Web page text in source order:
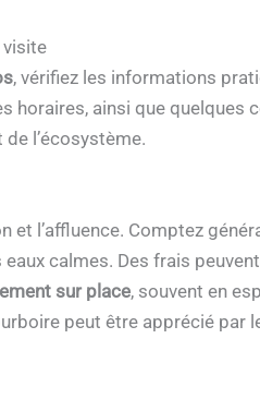
, vérifiez les informations
horaires, ainsi que quelques
l’écosystème.
et l’affluence. Comptez
calmes. Des frais
sur place, souvent en
peut être apprécié par